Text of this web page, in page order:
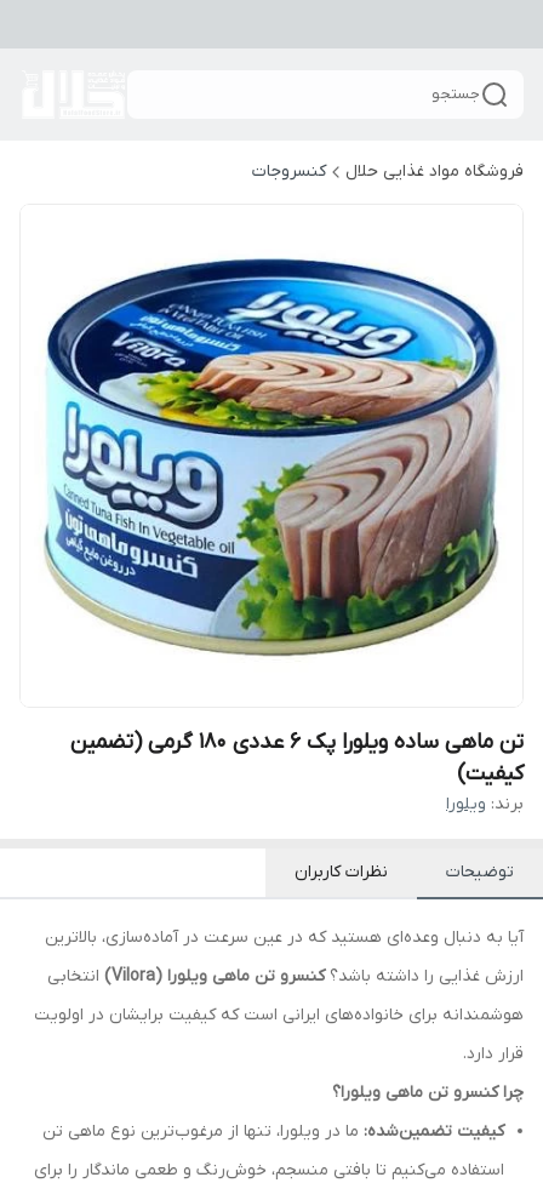
جستجو
فروشگاه مواد غذایی حلال کنسروجات
تن ماهی ساده ویلورا پک 6 عددی 180 گرمی (تضمین
کیفیت)
برند: ویلورا
توضیحات نظرات کاربران
آیا به دنبال وعده‌ای هستید که در عین سرعت در آماده‌سازی، بالاترین
ارزش غذایی را داشته باشد؟کنسرو تن ماهی ویلورا (Vilora)
انتخابی
هوشمندانه برای خانواده‌های ایرانی است که کیفیت برایشان در اولویت
قرار دارد.
چرا کنسرو تن ماهی ویلورا؟
کیفیت تضمین‌شده: ما در ویلورا، تنها از مرغوب‌ترین نوع ماهی تن
استفاده می‌کنیم تا بافتی منسجم، خوش‌رنگ و طعمی ماندگار را برای